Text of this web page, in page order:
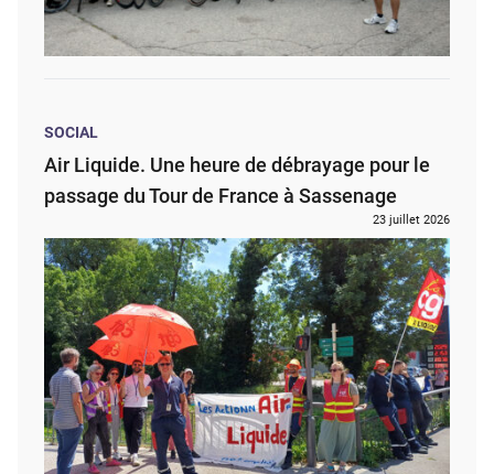
SOCIAL
Air Liquide. Une heure de débrayage pour le
passage du Tour de France à Sassenage
23 juillet 2026